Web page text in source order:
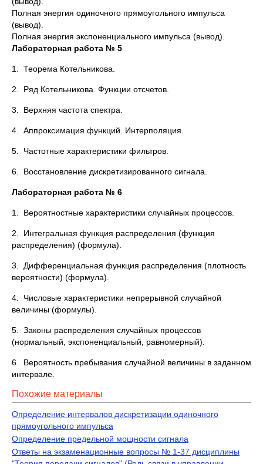
Полная энергия одиночного прямоугольного импульса
(вывод).
Полная энергия экспоненциального импульса (вывод).
Лабораторная работа № 5
1. Теорема Котельникова.
2. Ряд Котельникова. Функ­ции отсчетов.
3. Верхняя частота спектра.
4. Аппроксимация функций. Интерполяция.
5. Частотные характеристики фильтров.
6. Восстановление дискретизированного сигнала.
Лабораторная работа № 6
1. Вероятностные характеристики случайных процессов.
2. Интегральная функция распределения (функция
распределения) (формула).
3. Дифференциальная функция распределения (плотность
вероятности) (формула).
4. Числовые характеристики непрерывной случайной
величины (формулы).
5. Законы распределения случайных процессов
(нормальный, экспоненциальный, равномерный).
6. Вероятность пребывания случайной величины в заданном
интервале.
Похожие материалы
Определение интервалов дискретизации одиночного
прямоугольного импульса
Определение предельной мощности сигнала
Ответы на экзаменационные вопросы № 1-37 дисциплины